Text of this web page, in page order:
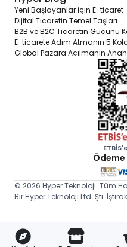
iletebilmeniz ve dönüşüm
araçtır.
13. **SMS Modülü:** Müşterilere
iletişimi artırabilir ve müşteri
ilişkilerini güçlendirirken,
Yeni Başlayanlar için E-ticaret
Dijital Ticaretin Temel Taşları
B2B ve B2C Ticaretin Gücünü
E-ticarete Adım Atmanın 5
Global Pazara Açılmanın
© 2026 Hyper Teknoloji. Tüm
Bir Hyper Teknoloji Ltd. Şti.